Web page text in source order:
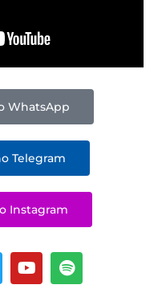
WhatsApp
Telegram
Instagram